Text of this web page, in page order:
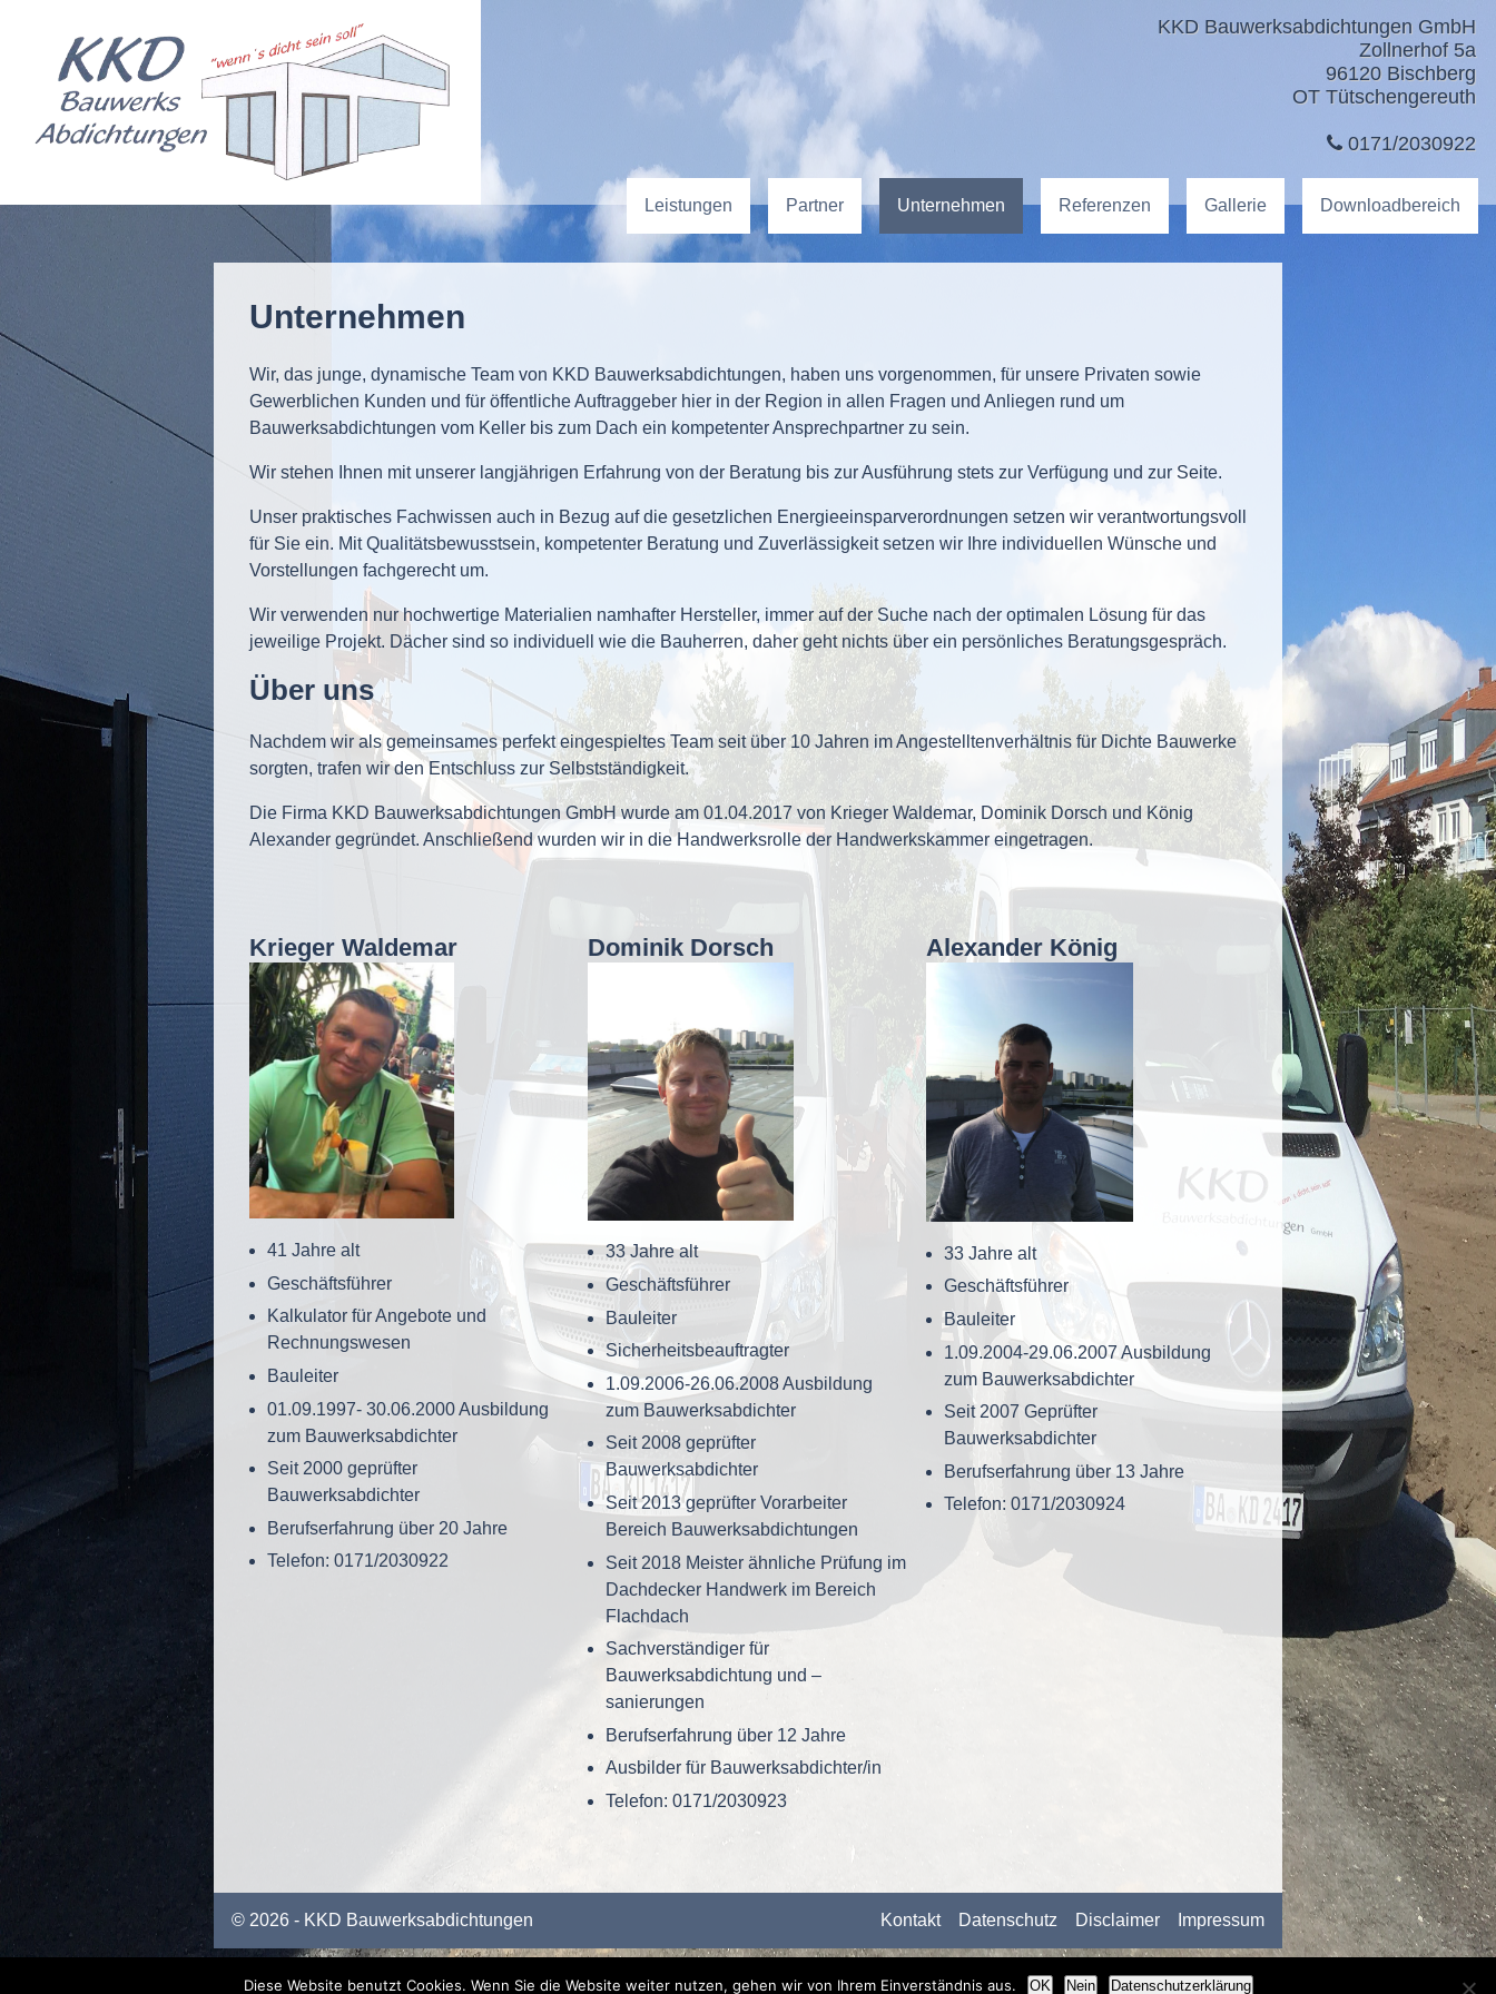
Leistungen Partner Unternehmen Referenzen Gallerie Downloadbereich
KKD Bauwerksabdichtungen GmbH
Zollnerhof 5a
96120 Bischberg
OT Tütschengereuth
0171/2030922
Unternehmen
Wir, das junge, dynamische Team von KKD Bauwerksabdichtungen, haben uns vorgenommen, für unsere Privaten sowie
Gewerblichen Kunden und für öffentliche Auftraggeber hier in der Region in allen Fragen und Anliegen rund um
Bauwerksabdichtungen vom Keller bis zum Dach ein kompetenter Ansprechpartner zu sein.
Wir stehen Ihnen mit unserer langjährigen Erfahrung von der Beratung bis zur Ausführung stets zur Verfügung und zur Seite.
Unser praktisches Fachwissen auch in Bezug auf die gesetzlichen Energieeinsparverordnungen setzen wir verantwortungsvoll
für Sie ein. Mit Qualitätsbewusstsein, kompetenter Beratung und Zuverlässigkeit setzen wir Ihre individuellen Wünsche und
Vorstellungen fachgerecht um.
Wir verwenden nur hochwertige Materialien namhafter Hersteller, immer auf der Suche nach der optimalen Lösung für das
jeweilige Projekt. Dächer sind so individuell wie die Bauherren, daher geht nichts über ein persönliches Beratungsgespräch.
Über uns
Nachdem wir als gemeinsames perfekt eingespieltes Team seit über 10 Jahren im Angestelltenverhältnis für Dichte Bauwerke
sorgten, trafen wir den Entschluss zur Selbstständigkeit.
Die Firma KKD Bauwerksabdichtungen GmbH wurde am 01.04.2017 von Krieger Waldemar, Dominik Dorsch und König
Alexander gegründet. Anschließend wurden wir in die Handwerksrolle der Handwerkskammer eingetragen.
Krieger Waldemar
41 Jahre alt
Geschäftsführer
Kalkulator für Angebote und
Rechnungswesen
Bauleiter
01.09.1997- 30.06.2000 Ausbildung
zum Bauwerksabdichter
Seit 2000 geprüfter
Bauwerksabdichter
Berufserfahrung über 20 Jahre
Telefon: 0171/2030922
Dominik Dorsch
33 Jahre alt
Geschäftsführer
Bauleiter
Sicherheitsbeauftragter
1.09.2006-26.06.2008 Ausbildung
zum Bauwerksabdichter
Seit 2008 geprüfter
Bauwerksabdichter
Seit 2013 geprüfter Vorarbeiter
Bereich Bauwerksabdichtungen
Seit 2018 Meister ähnliche Prüfung im
Dachdecker Handwerk im Bereich
Flachdach
Sachverständiger für
Bauwerksabdichtung und –
sanierungen
Berufserfahrung über 12 Jahre
Ausbilder für Bauwerksabdichter/in
Telefon: 0171/2030923
Alexander König
33 Jahre alt
Geschäftsführer
Bauleiter
1.09.2004-29.06.2007 Ausbildung
zum Bauwerksabdichter
Seit 2007 Geprüfter
Bauwerksabdichter
Berufserfahrung über 13 Jahre
Telefon: 0171/2030924
© 2026 - KKD Bauwerksabdichtungen Kontakt Datenschutz Disclaimer Impressum
Diese Website benutzt Cookies. Wenn Sie die Website weiter nutzen, gehen wir von Ihrem Einverständnis aus. OK Nein Datenschutzerklärung